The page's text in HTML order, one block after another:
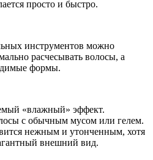
просто и быстро.
инструментов можно
расчесывать волосы, а
формы.
«влажный» эффект.
с обычным мусом или гелем.
нежным и утонченным, хотя
внешний вид.